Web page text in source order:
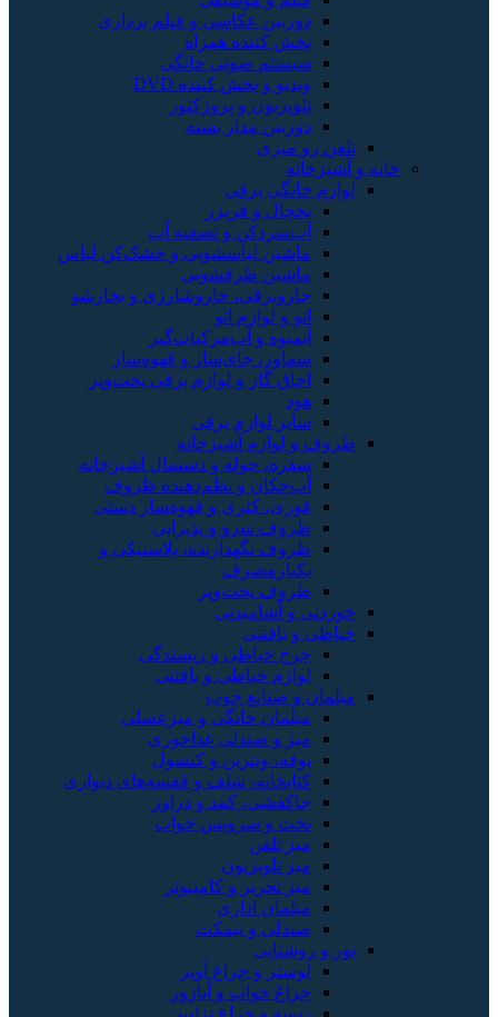
دوربین عکاسی و فیلم برداری
پخش کننده همراه
سیستم صوتی خانگی
ویدیو و پخش کننده DVD
تلویزیون و پروژکتور
دوربین مدار بسته
تلفن رو میزی
خانه و آشپزخانه
لوازم خانگی برقی
یخچال و فریزر
آب‌سردکن و تصفیه آب
ماشین لباسشویی و خشک‌کن لباس
ماشین ظرفشویی
جاروبرقی، جاروشارژی و بخارشو
اتو و لوازم اتو
آبمیوه و آب‌مرکبات‌گیر
سماور، چای‌ساز و قهوه‌ساز
اجاق گاز و لوازم برقی پخت‌وپز
هود
سایر لوازم برقی
ظروف و لوازم آشپزخانه
سفره، حوله و دستمال آشپزخانه
آب‌چکان و نظم‌دهنده ظروف
قوری، کتری و قهوه‌ساز دستی
ظروف سرو و پذیرایی
ظروف نگهدارنده، پلاستیکی و
یکبارمصرف
ظروف پخت‌وپز
خوردنی و آشامیدنی
خیاطی و بافتنی
چرخ خیاطی و ریسندگی
لوازم خیاطی و بافتنی
مبلمان و صنایع چوب
مبلمان خانگی و میزعسلی
میز و صندلی غذاخوری
بوفه، ویترین و کنسول
کتابخانه، شلف و قفسه‌های دیواری
جاکفشی، کمد و دراور
تخت و سرویس خواب
میز تلفن
میز تلویزیون
میز تحریر و کامپیوتر
مبلمان اداری
صندلی و نیمکت
نور و روشنایی
لوستر و چراغ آویز
چراغ خواب و آباژور